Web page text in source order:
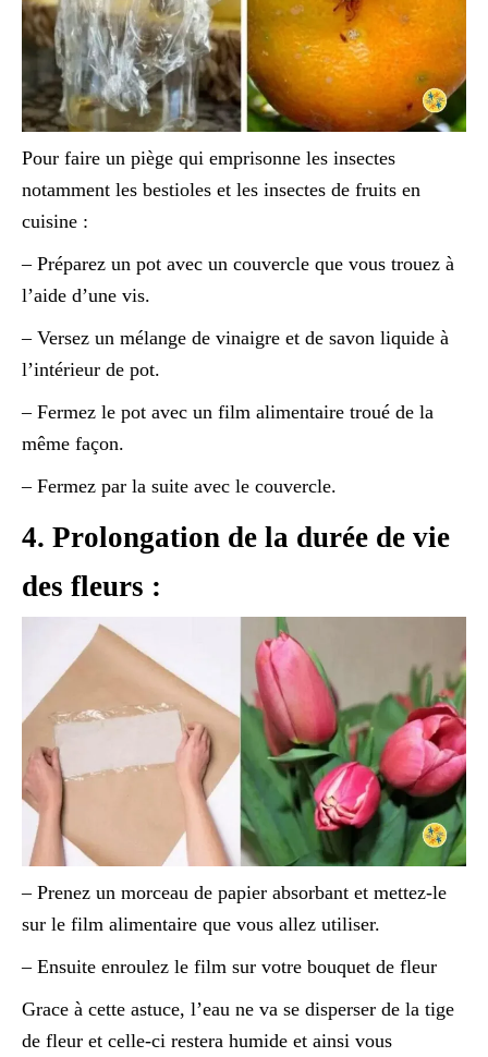
Pour faire un piège qui emprisonne les insectes
notamment les bestioles et les insectes de fruits en
cuisine :
– Préparez un pot avec un couvercle que vous trouez à
l’aide d’une vis.
– Versez un mélange de vinaigre et de savon liquide à
l’intérieur de pot.
– Fermez le pot avec un film alimentaire troué de la
même façon.
– Fermez par la suite avec le couvercle.
4. Prolongation de la durée de vie
des fleurs :
– Prenez un morceau de papier absorbant et mettez-le
sur le film alimentaire que vous allez utiliser.
– Ensuite enroulez le film sur votre bouquet de fleur
Grace à cette astuce, l’eau ne va se disperser de la tige
de fleur et celle-ci restera humide et ainsi vous